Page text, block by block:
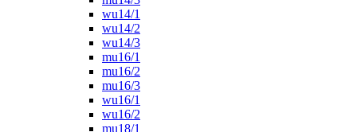
wu14/1
wu14/2
wu14/3
mu16/1
mu16/2
mu16/3
wu16/1
wu16/2
mu18/1